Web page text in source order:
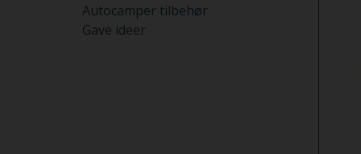
Autocamper tilbehør
Gave ideer